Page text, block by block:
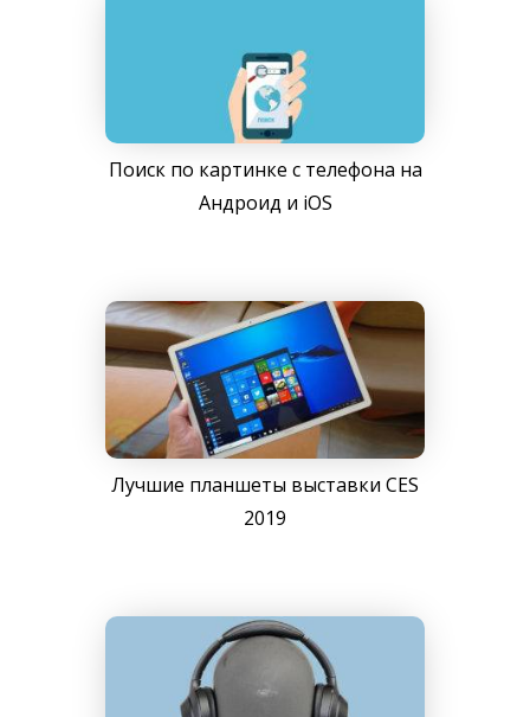
Поиск по картинке с телефона на
Андроид и iOS
Лучшие планшеты выставки CES
2019